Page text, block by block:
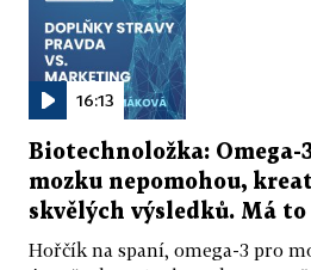
16:13
Biotechnoložka: Omega-
mozku nepomohou,
skvělých výsledků. Má to
Hořčík na spaní, omega-3 pro